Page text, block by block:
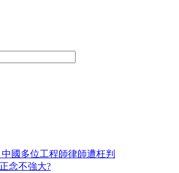
國多位工程師律師遭枉判
念不強大?